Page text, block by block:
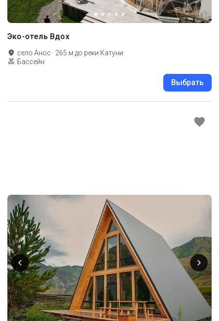
Эко-отель Вдох
село Анос · 265 м до реки Катуни
Бассейн
Выбрать